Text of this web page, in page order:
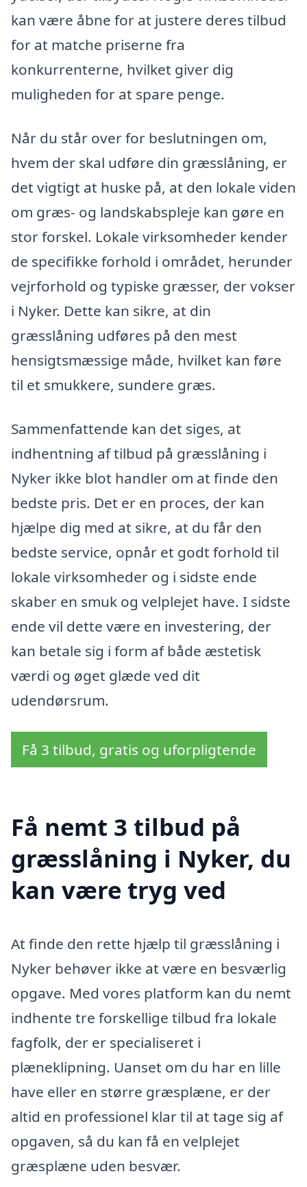
kan være åbne for at justere deres tilbud
for at matche priserne fra
konkurrenterne, hvilket giver dig
muligheden for at spare penge.
Når du står over for beslutningen om,
hvem der skal udføre din græsslåning, er
det vigtigt at huske på, at den lokale viden
om græs- og landskabspleje kan gøre en
stor forskel. Lokale virksomheder kender
de specifikke forhold i området, herunder
vejrforhold og typiske græsser, der vokser
i Nyker. Dette kan sikre, at din
græsslåning udføres på den mest
hensigtsmæssige måde, hvilket kan føre
til et smukkere, sundere græs.
Sammenfattende kan det siges, at
indhentning af tilbud på græsslåning i
Nyker ikke blot handler om at finde den
bedste pris. Det er en proces, der kan
hjælpe dig med at sikre, at du får den
bedste service, opnår et godt forhold til
lokale virksomheder og i sidste ende
skaber en smuk og velplejet have. I sidste
ende vil dette være en investering, der
kan betale sig i form af både æstetisk
værdi og øget glæde ved dit
udendørsrum.
Få 3 tilbud, gratis og uforpligtende
Få nemt 3 tilbud på
græsslåning i Nyker, du
kan være tryg ved
At finde den rette hjælp til græsslåning i
Nyker behøver ikke at være en besværlig
opgave. Med vores platform kan du nemt
indhente tre forskellige tilbud fra lokale
fagfolk, der er specialiseret i
plæneklipning. Uanset om du har en lille
have eller en større græsplæne, er der
altid en professionel klar til at tage sig af
opgaven, så du kan få en velplejet
græsplæne uden besvær.